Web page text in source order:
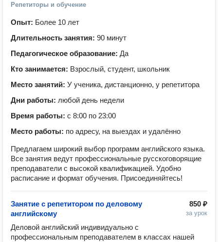
Репетиторы и обучение
Опыт: Более 10 лет
Длительность занятия: 90 минут
Педагогическое образование: Да
Кто занимается: Взрослый, студент, школьник
Место занятий: У ученика, дистанционно, у репетитора
Дни работы: любой день недели
Время работы: с 8:00 по 23:00
Место работы: по адресу, на выездах и удалённо
Предлагаем широкий выбор программ английского языка.
Все занятия ведут профессиональные русскоговорящие
преподаватели с высокой квалификацией. Удобно
расписание и формат обучения. Присоединяйтесь!
850 ₽
за урок
Занятие с репетитором по деловому
английскому
Деловой английский индивидуально с
профессиональным преподавателем в классах нашей